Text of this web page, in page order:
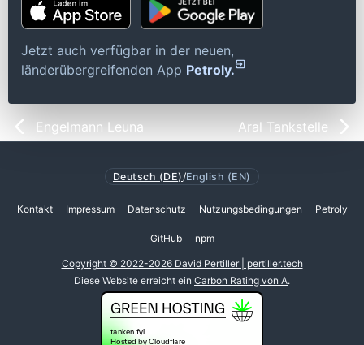
Jetzt auch verfügbar in der neuen,
länderübergreifenden App Petroly.
Engelmann Leuna Aral Tankstelle
Deutsch (DE) /English (EN)
Kontakt Impressum Datenschutz Nutzungsbedingungen Petroly
GitHub npm
Copyright © 2022-2026 David Pertiller | pertiller.tech
Diese Website erreicht ein Carbon Rating von A.